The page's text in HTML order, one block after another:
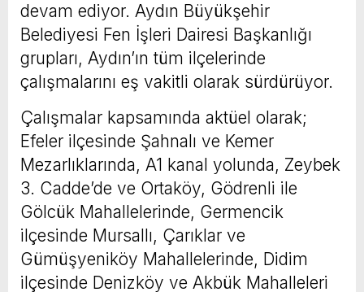
devam ediyor. Aydın Büyükşehir
Belediyesi Fen İşleri Dairesi Başkanlığı
grupları, Aydın’ın tüm ilçelerinde
çalışmalarını eş vakitli olarak sürdürüyor.
Çalışmalar kapsamında aktüel olarak;
Efeler ilçesinde Şahnalı ve Kemer
Mezarlıklarında, A1 kanal yolunda, Zeybek
3. Cadde’de ve Ortaköy, Gödrenli ile
Gölcük Mahallelerinde, Germencik
ilçesinde Mursallı, Çarıklar ve
Gümüşyeniköy Mahallelerinde, Didim
ilçesinde Denizköy ve Akbük Mahalleleri